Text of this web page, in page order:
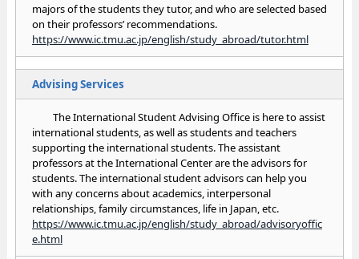
majors of the students they tutor, and who are selected based
on their professors’ recommendations.
https://www.ic.tmu.ac.jp/english/study_abroad/tutor.html
Advising Services
The International Student Advising Office is here to assist
international students, as well as students and teachers
supporting the international students. The assistant
professors at the International Center are the advisors for
students. The international student advisors can help you
with any concerns about academics, interpersonal
relationships, family circumstances, life in Japan, etc.
https://www.ic.tmu.ac.jp/english/study_abroad/advisoryoffic
e.html